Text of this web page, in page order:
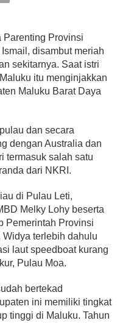
Parenting Provinsi
disambut meriah
sekitarnya. Saat istri
itu menginjakkan
Maluku Barat Daya
dan secara
dengan Australia dan
termasuk salah satu
dari NKRI.
di Pulau Leti,
Melky Lohy beserta
Pemerintah Provinsi
terlebih dahulu
laut speedboat kurang
Pulau Moa.
bertekad
ini memiliki tingkat
tinggi di Maluku. Tahun